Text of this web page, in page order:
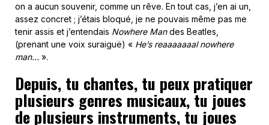
on a aucun souvenir, comme un rêve. En tout cas, j’en ai un,
assez concret ; j’étais bloqué, je ne pouvais même pas me
tenir assis et j’entendais Nowhere Mandes Beatles,
(prenant une voix suraiguë) « He’s reaaaaaaal nowhere
man… ».
Depuis, tu chantes, tu peux pratiquer
plusieurs genres musicaux, tu joues
de plusieurs instruments, tu joues